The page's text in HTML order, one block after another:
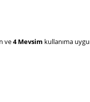
ve4 Mevsim kullanıma